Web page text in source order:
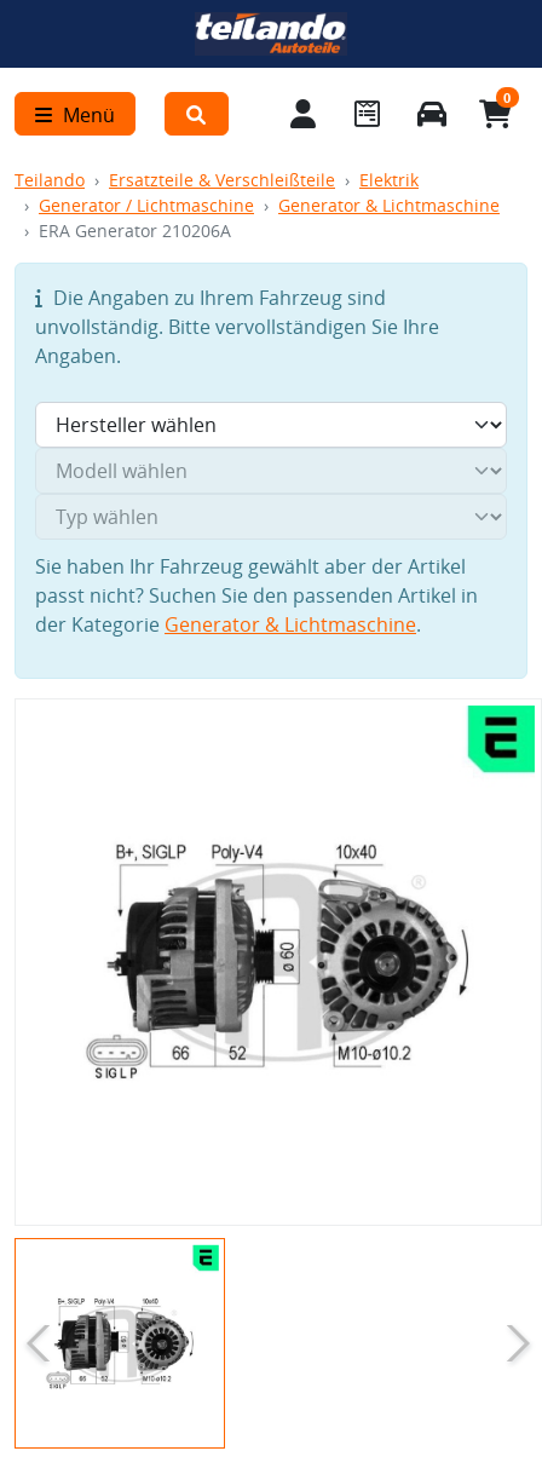
Menü
0
Teilando Ersatzteile & Verschleißteile
Elektrik
Generator / Lichtmaschine
Generator & Lichtmaschine
ERA Generator 210206A
Die Angaben zu Ihrem Fahrzeug sind
unvollständig. Bitte vervollständigen Sie Ihre
Angaben.
Sie haben Ihr Fahrzeug gewählt aber der Artikel
passt nicht? Suchen Sie den passenden Artikel in
der Kategorie Generator & Lichtmaschine.